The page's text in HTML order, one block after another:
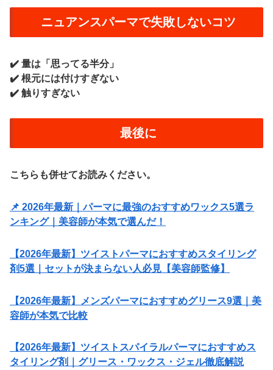
ニュアンスパーマで失敗しないコツ
✔️ 量は「思ってる半分」
✔️ 根元には付けすぎない
✔️ 触りすぎない
最後に
こちらも併せてお読みください。
📌 2026年最新｜パーマに最強のおすすめワックス5選ラ
ンキング｜美容師が本気で選んだ！
【2026年最新】ツイストパーマにおすすめスタイリング
剤5選｜セットが決まらない人必見【美容師監修】
【2026年最新】メンズパーマにおすすめグリース9選｜美
容師が本気で比較
【2026年最新】ツイストスパイラルパーマにおすすめス
タイリング剤｜グリース・ワックス・ジェル徹底解説